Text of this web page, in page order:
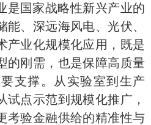
是国家战略性新兴产业的
、深远海风电、光伏、
产业化规模化应用，既是
的刚需，也是保障高质量
支撑。从实验室到生产
试点示范到规模化推广，
考验金融供给的精准性与